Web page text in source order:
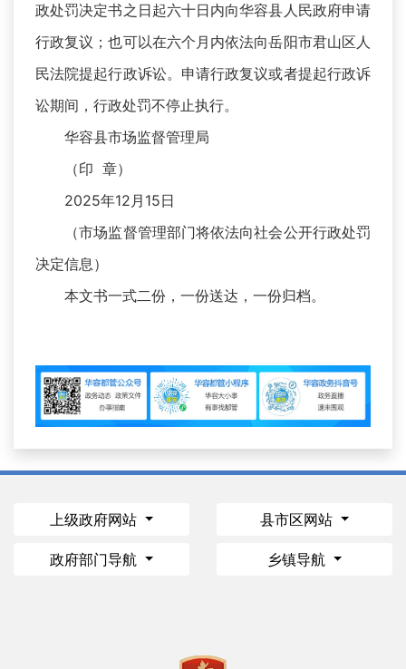
政处罚决定书之日起六十日内向华容县人民政府申请
行政复议；也可以在六个月内依法向岳阳市君山区人
民法院提起行政诉讼。申请行政复议或者提起行政诉
讼期间，行政处罚不停止执行。
华容县市场监督管理局
（印 章）
2025年12月15日
（市场监督管理部门将依法向社会公开行政处罚
决定信息）
本文书一式二份，一份送达，一份归档。
上级政府网站 县市区网站
政府部门导航 乡镇导航